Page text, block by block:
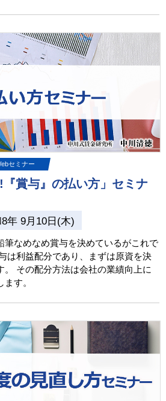
セミナー
『賞与』の払い方」セミナ
年 9月10日(木)
筆なめなめ賞与を決めているがこれで
は利益配分であり、まずは原資を決
。 その配分方法は会社の業績向上に
す。